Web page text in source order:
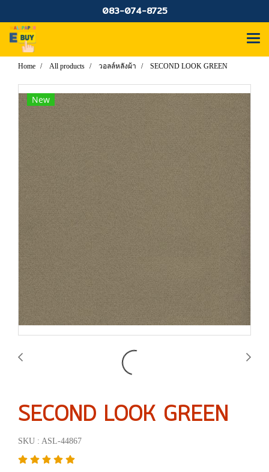
083-074-8725
Home All products วอลล์หลังผ้า SECOND LOOK GREEN
New
SECOND LOOK GREEN
SKU : ASL-44867